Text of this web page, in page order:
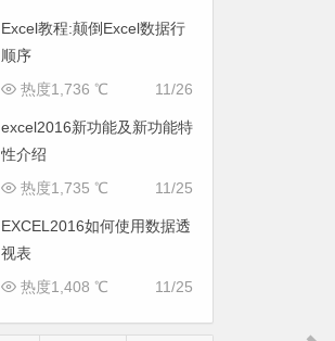
Excel教程:颠倒Excel数据行
顺序
11/26
热度1,736 ℃
excel2016新功能及新功能特
性介绍
11/25
热度1,735 ℃
EXCEL2016如何使用数据透
视表
11/25
热度1,408 ℃